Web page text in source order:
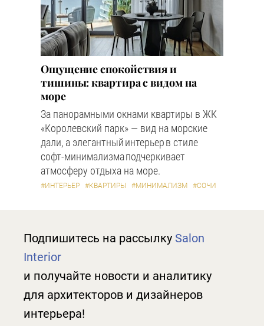
Ощущение спокойствия и
тишины: квартира с видом на
море
За панорамными окнами квартиры в ЖК
«Королевский парк» — вид на морские
дали, а элегантный интерьер в стиле
софт-минимализма подчеркивает
атмосферу отдыха на море.
#ИНТЕРЬЕР #КВАРТИРЫ #МИНИМАЛИЗМ #СОЧИ
Подпишитесь на рассылку Salon
Interior
и получайте новости и аналитику
для архитекторов и дизайнеров
интерьера!